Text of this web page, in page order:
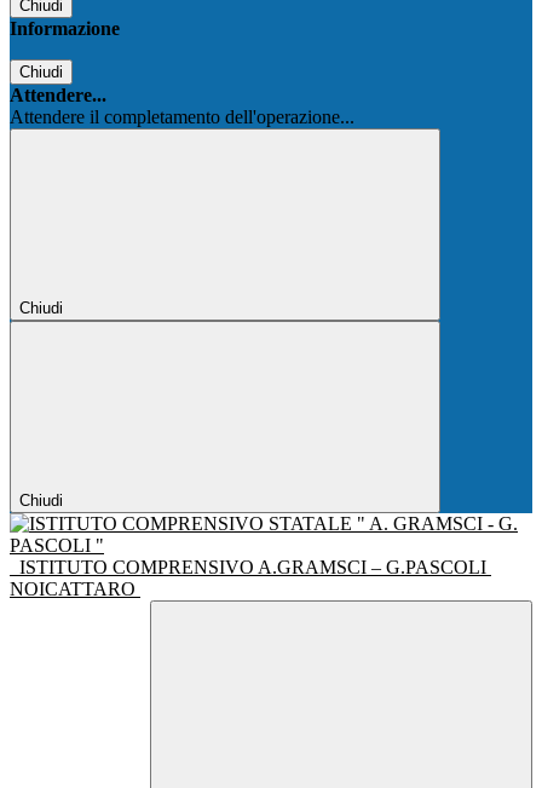
Chiudi
Informazione
Chiudi
Attendere...
Attendere il completamento dell'operazione...
Chiudi
Chiudi
ISTITUTO COMPRENSIVO A.GRAMSCI – G.PASCOLI
NOICATTARO